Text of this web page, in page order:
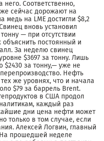
Соответственно,
сейчас дорожают на
медь на LME достигли $8,2
вновь установил
— при отсутствии
постоянный и
За неделю свинец
$3697 за тонну. Лишь
за тонну,— уже не
Нефть
же уровнях, что и начала
$79 за баррель Brent.
в США продол
каждый раз
дни цена нефти может
только в том случае, если
Алексей Логвин, главный
прошедшей неделе